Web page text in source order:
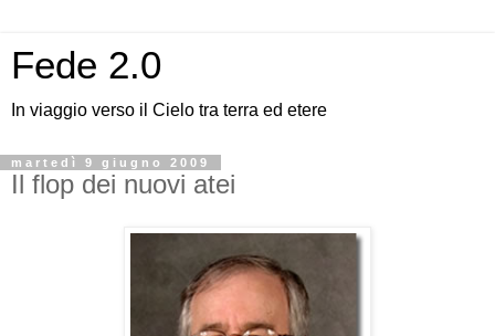
Fede 2.0
In viaggio verso il Cielo tra terra ed etere
martedì 9 giugno 2009
Il flop dei nuovi atei